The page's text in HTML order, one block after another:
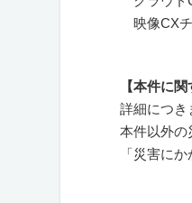
映像CX
【本件に
詳細につき
本件以外の
「災害に